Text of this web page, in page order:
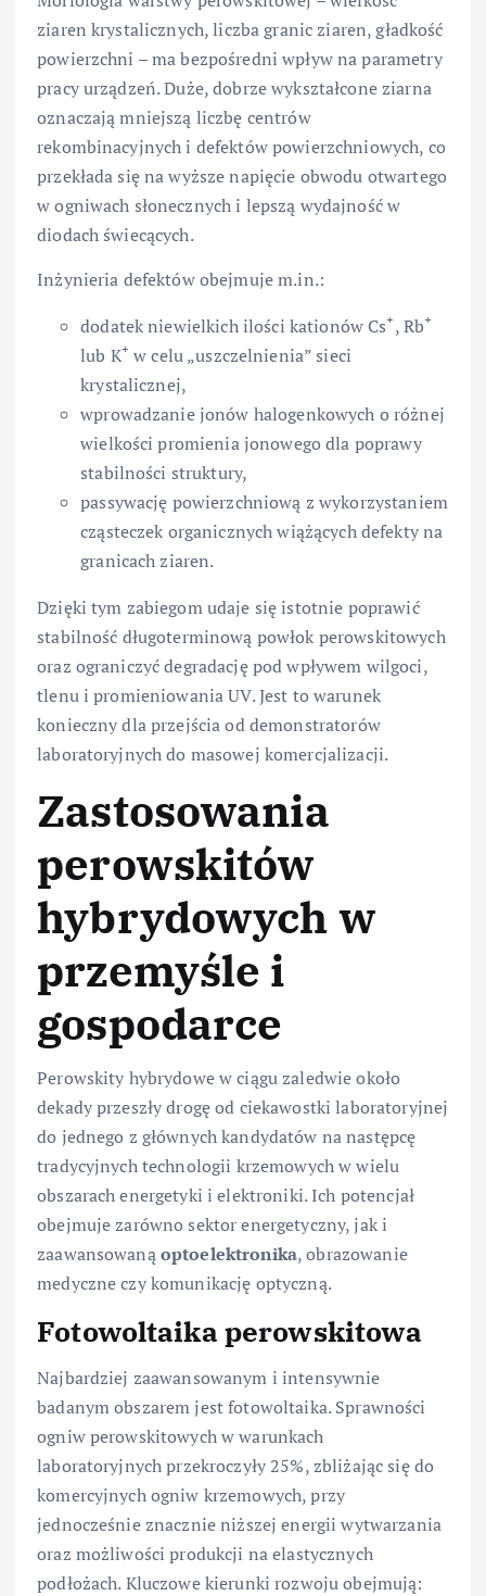
ziaren krystalicznych, liczba granic ziaren, gładkość
powierzchni – ma bezpośredni wpływ na parametry
pracy urządzeń. Duże, dobrze wykształcone ziarna
oznaczają mniejszą liczbę centrów
rekombinacyjnych i defektów powierzchniowych, co
przekłada się na wyższe napięcie obwodu otwartego
w ogniwach słonecznych i lepszą wydajność w
diodach świecących.
Inżynieria defektów obejmuje m.in.:
dodatek niewielkich ilości kationów Cs+ , Rb+
lub K+ w celu „uszczelnienia” sieci
krystalicznej,
wprowadzanie jonów halogenkowych o różnej
wielkości promienia jonowego dla poprawy
stabilności struktury,
passywację powierzchniową z wykorzystaniem
cząsteczek organicznych wiążących defekty na
granicach ziaren.
Dzięki tym zabiegom udaje się istotnie poprawić
stabilność długoterminową powłok perowskitowych
oraz ograniczyć degradację pod wpływem wilgoci,
tlenu i promieniowania UV. Jest to warunek
konieczny dla przejścia od demonstratorów
laboratoryjnych do masowej komercjalizacji.
Zastosowania
perowskitów
hybrydowych w
przemyśle i
gospodarce
Perowskity hybrydowe w ciągu zaledwie około
dekady przeszły drogę od ciekawostki laboratoryjnej
do jednego z głównych kandydatów na następcę
tradycyjnych technologii krzemowych w wielu
obszarach energetyki i elektroniki. Ich potencjał
obejmuje zarówno sektor energetyczny, jak i
zaawansowanąoptoelektronika, obrazowanie
medyczne czy komunikację optyczną.
Fotowoltaika perowskitowa
Najbardziej zaawansowanym i intensywnie
badanym obszarem jest fotowoltaika. Sprawności
ogniw perowskitowych w warunkach
laboratoryjnych przekroczyły 25%, zbliżając się do
komercyjnych ogniw krzemowych, przy
jednocześnie znacznie niższej energii wytwarzania
oraz możliwości produkcji na elastycznych
podłożach. Kluczowe kierunki rozwoju obejmują: